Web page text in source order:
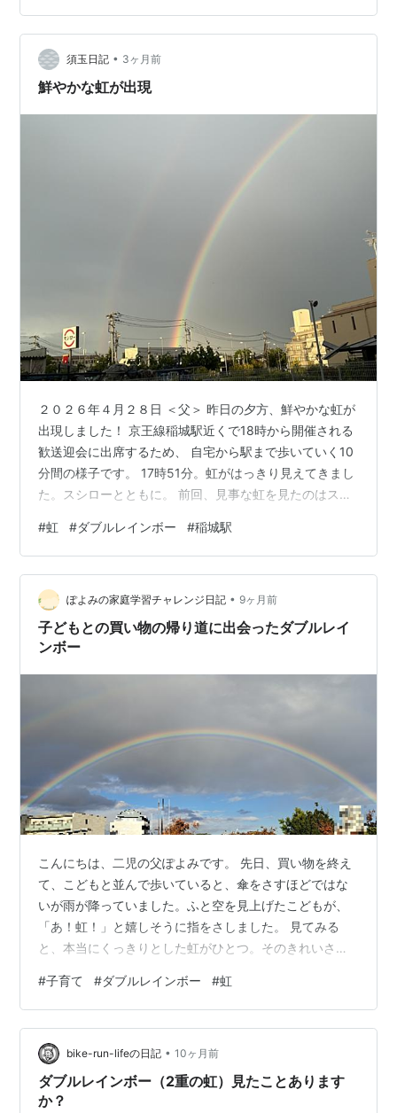
しませてもらいました。 ランキング参加中写真・カメラ
須玉日記 • 3ヶ月前
鮮やかな虹が出現
２０２６年４月２８日 ＜父＞ 昨日の夕方、鮮やかな虹が
出現しました！ 京王線稲城駅近くで18時から開催される
歓送迎会に出席するため、 自宅から駅まで歩いていく10
分間の様子です。 17時51分。虹がはっきり見えてきまし
た。スシローとともに。 前回、見事な虹を見たのはスシ
から。 反対側の虹を撮るため、急いで信号を渡ります。
17時55分。道とん堀の看板とともに拡大撮影。 虹の色が
はっきり見えます。外側が赤、内側が紫です。 17時58
分。京王リトナードとダブルレインボー。 18時01分。稲
城駅前ロータリーに到着。 大きな虹がマンションの上に
架…
#虹 #ダブルレインボー #稲城駅
ぽよみの家庭学習チャレンジ日記 • 9ヶ月前
子どもとの買い物の帰り道に出会ったダブルレイ
ンボー
こんにちは、二児の父ぽよみです。 先日、買い物を終え
て、こどもと並んで歩いていると、傘をさすほどではな
いが雨が降っていました。ふと空を見上げたこどもが、
「あ！虹！」と嬉しそうに指をさしました。 見てみる
と、本当にくっきりとした虹がひとつ。そのきれいさに
う一本、うっすらとした虹がかかっていました。まさか
の ダブルレインボー。 ダブルレインボー 一本目より淡
くて、少し幅が広い二本目。そして何より、色の並びが
逆になっているのがダブルレインボーの特徴。こどもに
その話をすると、「ほんとだ！色が逆だ！」と楽しそう
に見ていました。 ただの帰り道が、ちょっとし…
#子育て #ダブルレインボー #虹
bike-run-lifeの日記 • 10ヶ月前
ダブルレインボー（2重の虹）見たことあります
か？